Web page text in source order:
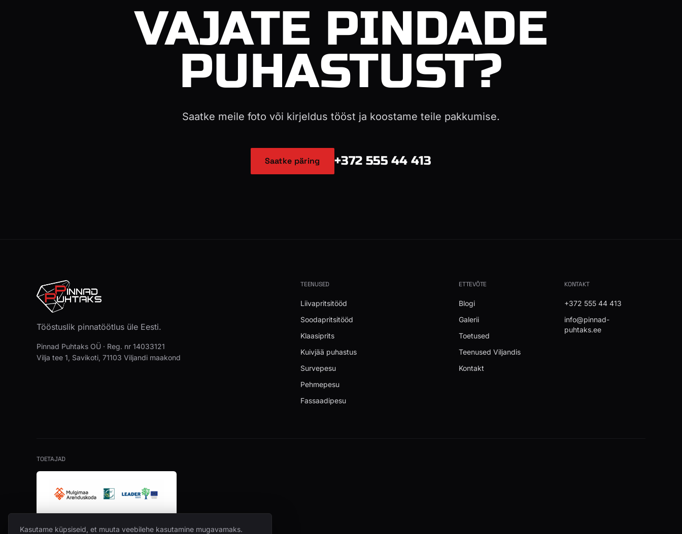
VAJATE PINDADE
PUHASTUST?
Saatke meile foto või kirjeldus tööst ja koostame teile pakkumise.
Saatke päring +372 555 44 413
Tööstuslik pinnatöötlus üle Eesti.
Pinnad Puhtaks OÜ · Reg. nr 14033121
Vilja tee 1, Savikoti, 71103 Viljandi maakond
TEENUSED
Liivapritsitööd
Soodapritsitööd
Klaasiprits
Kuivjää puhastus
Survepesu
Pehmepesu
Fassaadipesu
ETTEVÕTE
Blogi
Galerii
Toetused
Teenused Viljandis
Kontakt
KONTAKT
+372 555 44 413
info@pinnad-
puhtaks.ee
TOETAJAD
Kasutame küpsiseid, et muuta veebilehe kasutamine mugavamaks.